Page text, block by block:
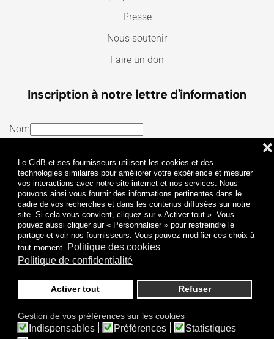
Le CidB et ses fournisseurs utilisent les cookies et des
technologies similaires pour améliorer votre expérience et mesurer
vos interactions avec notre site internet et nos services. Nous
pouvons ainsi vous fournir des informations pertinentes dans le
cadre de vos recherches et dans les contenus diffusées sur notre
site. Si cela vous convient, cliquez sur « Activer tout ». Vous
pouvez aussi cliquer sur « Personnaliser » pour restreindre le
partage et voir nos fournisseurs. Vous pouvez modifier ces choix à
tout moment. Politique des cookies
Politique de confidentialité
Activer tout Refuser
❌
Gestion de vos préférences sur les cookies
Indispensables Préférences
Statistiques
Presse
Nous soutenir
Faire un don
Inscription à notre lettre d'information
Nom
J’ai lu et j’accepte lesTermes et conditionset la
Politique de confidentialité
Je m'abonne
© 2009-2026 CidB. Tous droits réservés.